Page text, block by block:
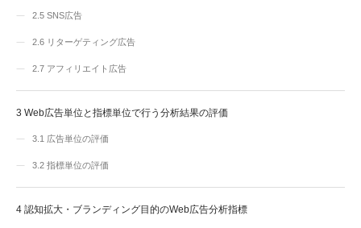
2.5 SNS広告
2.6 リターゲティング広告
2.7 アフィリエイト広告
3 Web広告単位と指標単位で行う分析結果の評価
3.1 広告単位の評価
3.2 指標単位の評価
4 認知拡大・ブランディング目的のWeb広告分析指標